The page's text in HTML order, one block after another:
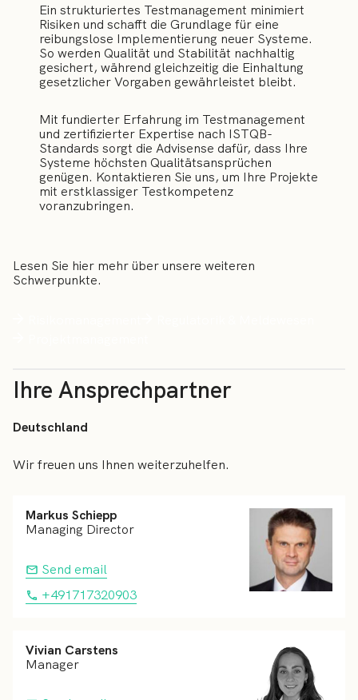
Ein strukturiertes Testmanagement minimiert
Risiken und schafft die Grundlage für eine
reibungslose Implementierung neuer Systeme.
So werden Qualität und Stabilität nachhaltig
gesichert, während gleichzeitig die Einhaltung
gesetzlicher Vorgaben gewährleistet bleibt.
Mit fundierter Erfahrung im Testmanagement
und zertifizierter Expertise nach ISTQB-
Standards sorgt die Advisense dafür, dass Ihre
Systeme höchsten Qualitätsansprüchen
genügen. Kontaktieren Sie uns, um Ihre Projekte
mit erstklassiger Testkompetenz
voranzubringen.
Lesen Sie hier mehr über unsere weiteren
Schwerpunkte.
Ihre Ansprechpartner
Deutschland
Wir freuen uns Ihnen weiterzuhelfen.
Markus Schiepp
Managing Director
Send email
+491717320903
Vivian Carstens
Manager